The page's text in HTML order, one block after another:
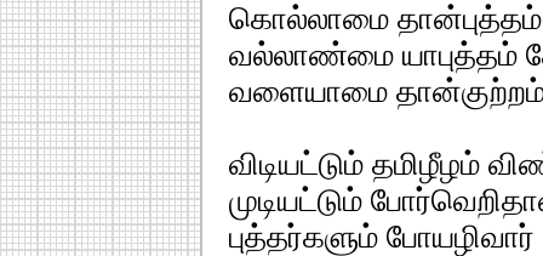
கொல்லாமை
வல்லாண்மை யாபுத்தம்
வளையாமை தான்குற்றம்
விடியட்டும் தமிழீழம்
முடியட்டும்
புத்தர்களும் போயழிவார்